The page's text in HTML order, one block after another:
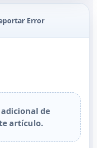
Error
de
artículo.